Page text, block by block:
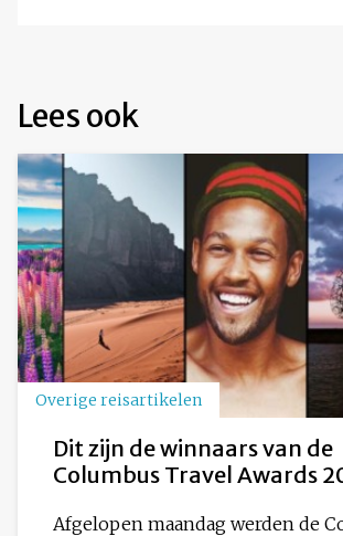
Lees ook
Overige reisartikelen
Dit zijn de winnaars van de
Columbus Travel Awards
Afgelopen maandag werden de